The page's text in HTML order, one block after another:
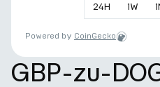
24H 1W 1
Powered by CoinGecko
GBP-zu-